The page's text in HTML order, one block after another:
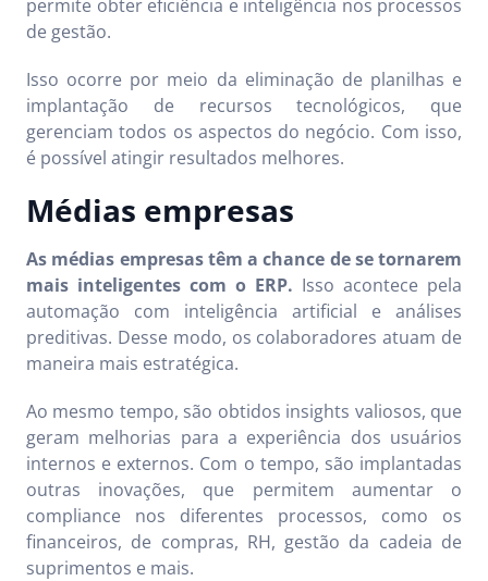
permite obter eficiência e inteligência nos processos
de gestão.
Isso ocorre por meio da eliminação de planilhas e
implantação de recursos tecnológicos, que
gerenciam todos os aspectos do negócio. Com isso,
é possível atingir resultados melhores.
Médias empresas
As médias empresas têm a chance de se tornarem
mais inteligentes com o ERP. Isso acontece pela
automação com inteligência artificial e análises
preditivas. Desse modo, os colaboradores atuam de
maneira mais estratégica.
Ao mesmo tempo, são obtidos insights valiosos, que
geram melhorias para a experiência dos usuários
internos e externos. Com o tempo, são implantadas
outras inovações, que permitem aumentar o
compliance nos diferentes processos, como os
financeiros, de compras, RH, gestão da cadeia de
suprimentos e mais.